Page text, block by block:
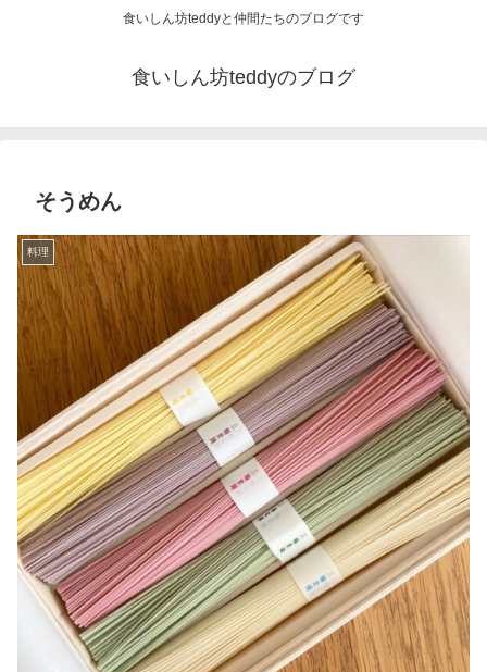
食いしん坊teddyと仲間たちのブログです
食いしん坊teddyのブログ
そうめん
料理